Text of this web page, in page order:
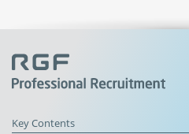
Key Contents